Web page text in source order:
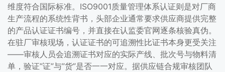
维度符合国际标准。ISO9001质量管理体系认证则是对厂商
生产流程的系统性背书，头部企业通常要求供应商提供完整
的产品认证证书编号，并直接在认监委官网逐条核验真伪。
在驻厂审核现场，认证证书的可追溯性比证书本身更受关注
——审核人员会追溯证书对应的实际产线、批次号与物料清
单，验证”证”与”货”是否一一对应。据供应链合规审核团队